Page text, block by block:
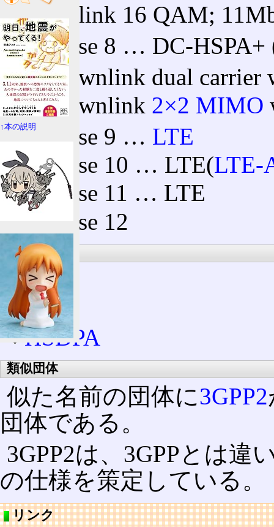
Uplink 16 QAM;
Release 8 … DC-HSPA+
Downlink dual carrier
Downlink 2×2 MIMO
Release 9 … LTE
Release 10 … LTE(LTE-
Release 11 … LTE
Release 12
成果
.3gp
AMR
HSDPA
類似団体
似た名前の団体に3GPP2
団体である。
3GPP2は、3GPPとは違
の仕様を策定している。
リンク
↑本の説明